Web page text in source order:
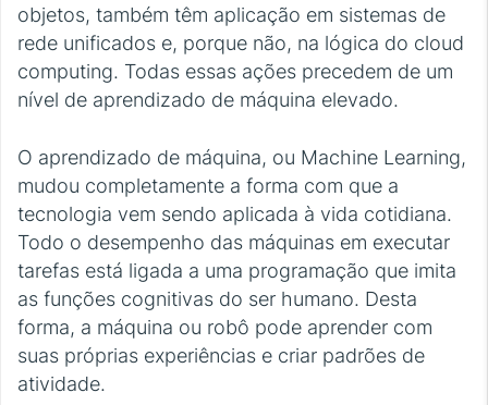
objetos, também têm aplicação em sistemas de
rede unificados e, porque não, na lógica do cloud
computing. Todas essas ações precedem de um
nível de aprendizado de máquina elevado.
O aprendizado de máquina, ou Machine Learning,
mudou completamente a forma com que a
tecnologia vem sendo aplicada à vida cotidiana.
Todo o desempenho das máquinas em executar
tarefas está ligada a uma programação que imita
as funções cognitivas do ser humano. Desta
forma, a máquina ou robô pode aprender com
suas próprias experiências e criar padrões de
atividade.